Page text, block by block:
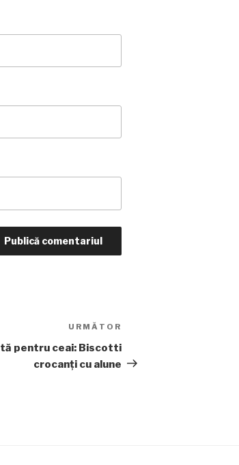
următor
URMĂTOR
pentru ceai: Biscotti
crocanți cu alune